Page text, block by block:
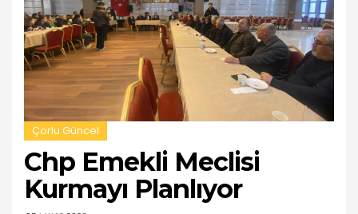
Çorlu Güncel
Chp Emekli Meclisi
Kurmayı Planlıyor